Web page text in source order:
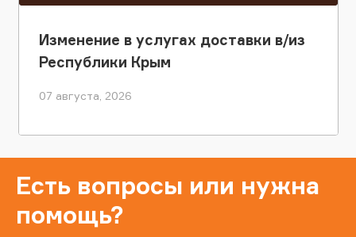
Изменение в услугах доставки в/из
Республики Крым
07 августа, 2026
Есть вопросы или нужна
помощь?